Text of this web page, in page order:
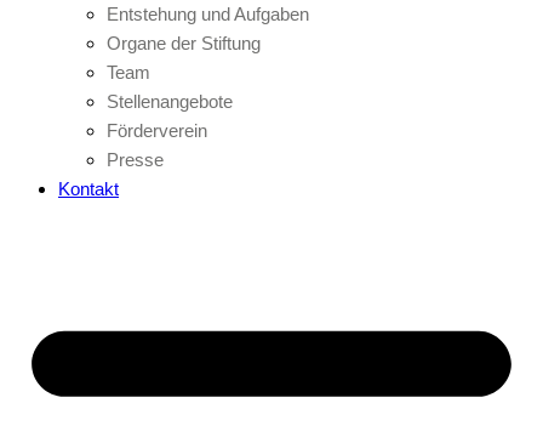
Entstehung und Aufgaben
Organe der Stiftung
Team
Stellenangebote
Förderverein
Presse
Kontakt